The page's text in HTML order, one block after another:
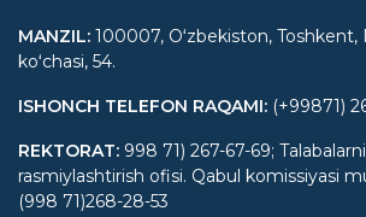
MANZIL: 100007, Oʻzbekiston, Toshkent,
koʻchasi, 54.
ISHONCH TELEFON RAQAMI: (+99871)
REKTORAT: 998 71) 267-67-69;
rasmiylashtirish ofisi. Qabul komissiyasi
(998 71)268-28-53